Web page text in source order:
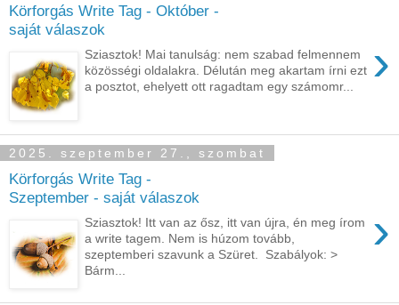
Körforgás Write Tag - Október -
saját válaszok
›
Sziasztok! Mai tanulság: nem szabad felmennem
közösségi oldalakra. Délután meg akartam írni ezt
a posztot, ehelyett ott ragadtam egy számomr...
2025. szeptember 27., szombat
Körforgás Write Tag -
Szeptember - saját válaszok
›
Sziasztok! Itt van az ősz, itt van újra, én meg írom
a write tagem. Nem is húzom tovább,
szeptemberi szavunk a Szüret. Szabályok: >
Bárm...